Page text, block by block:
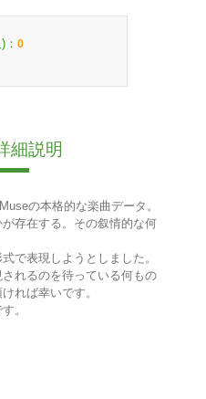
： 0
細説明
の本格的な楽曲データ。
存在する。その叙情的な何
で表現しようとしました。
れるのを待っている何もの
れば幸いです。
。